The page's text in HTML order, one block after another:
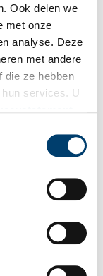
Ook delen we
met onze
analyse. Deze
met andere
die ze hebben
services. U